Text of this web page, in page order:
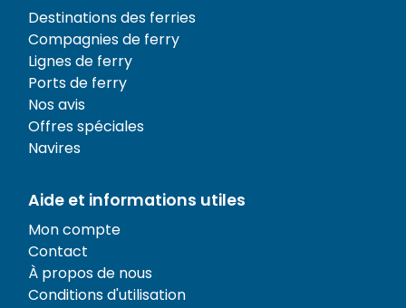
Destinations des ferries
Compagnies de ferry
Lignes de ferry
Ports de ferry
Nos avis
Offres spéciales
Navires
Aide et informations utiles
Mon compte
Contact
À propos de nous
Conditions d'utilisation